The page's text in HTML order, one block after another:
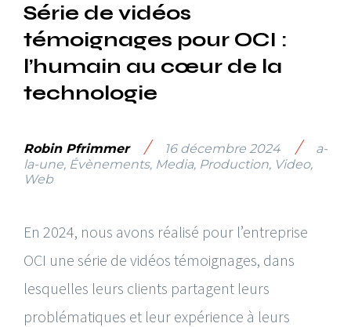
Série de vidéos
témoignages pour OCI :
l’humain au cœur de la
technologie
Robin Pfrimmer / 16 décembre 2024 /
a-
la-une, Évènements, Media, Production, Video,
Web
En 2024, nous avons réalisé pour l’entreprise
OCI une série de vidéos témoignages, dans
lesquelles leurs clients partagent leurs
problématiques et leur expérience à leurs